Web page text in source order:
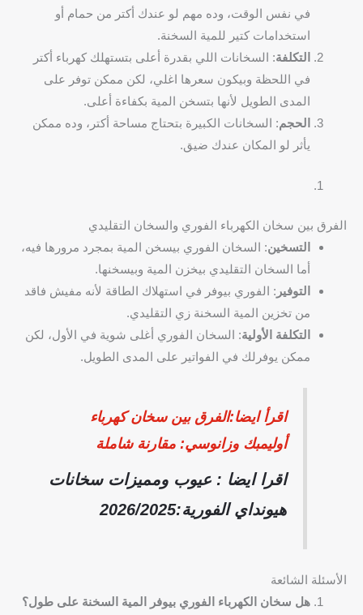
في نفس الوقت، وده مهم لو عندك أكتر من حمام أو
استخدامات كتير للمية السخنة.
التكلفة: السخانات اللي بقدرة أعلى بتستهلك كهرباء أكتر
في اللحظة وبيكون سعرها اغلي، لكن ممكن توفر على
المدى الطويل لأنها بتسخن المية بكفاءة أعلى.
الحجم: السخانات الكبيرة بتحتاج مساحة أكتر، وده ممكن
يأثر لو المكان عندك ضيق.
الفرق بين سخان الكهرباء الفوري والسخان التقليدي
التسخين: السخان الفوري بيسخن المية بمجرد مرورها فيه،
أما السخان التقليدي بيخزن المية وبيسخنها.
التوفير : الفوري بيوفر في استهلاك الطاقة لأنه مفيش فاقد
من تخزين المية السخنة زي التقليدي.
التكلفة الأولية: السخان الفوري أغلى شوية في الأول، لكن
ممكن يوفرلك في الفواتير على المدى الطويل.
اقرأ ايضا:الفرق بين سخان كهرباء
أوليمبك وزانوسي: مقارنة شاملة
اقرا ايضا : عيوب ومميزات سخانات
هيونداي الفورية:2026/2025
الأسئلة الشائعة
هل سخان الكهرباء الفوري بيوفر المية السخنة على طول؟